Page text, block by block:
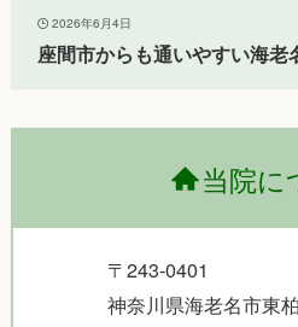
2026年6月4日
座間市からも通いやすい海老
当院に
〒243-0401
神奈川県海老名市東